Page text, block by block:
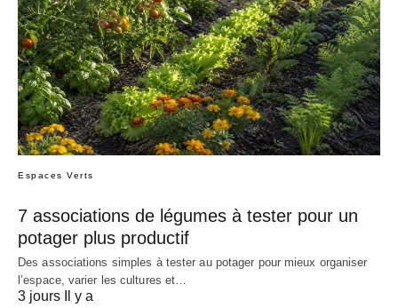
Espaces Verts
7 associations de légumes à tester pour un
potager plus productif
Des associations simples à tester au potager pour mieux organiser
l’espace, varier les cultures et…
3 jours Il y a